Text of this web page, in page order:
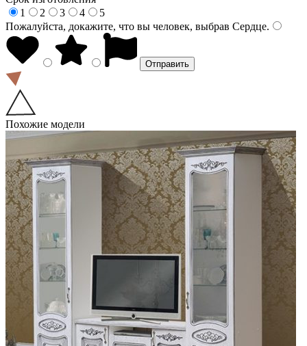
1
2 3 4
5
Пожалуйста, докажите, что вы человек, выбрав Сердце.
Похожие модели